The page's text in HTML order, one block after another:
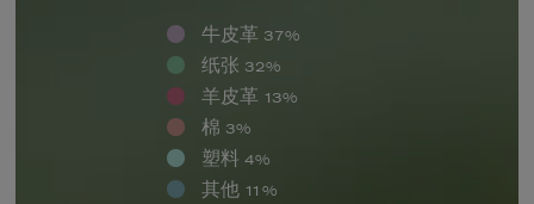
牛皮革 37%
纸张 32%
羊皮革 13%
棉 3%
塑料 4%
其他 11%